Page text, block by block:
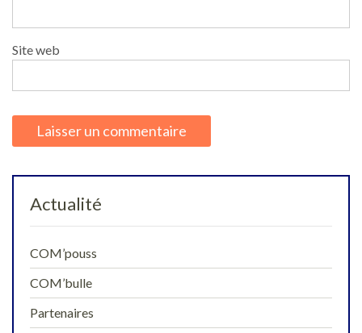
Site web
Actualité
COM’pouss
COM’bulle
Partenaires